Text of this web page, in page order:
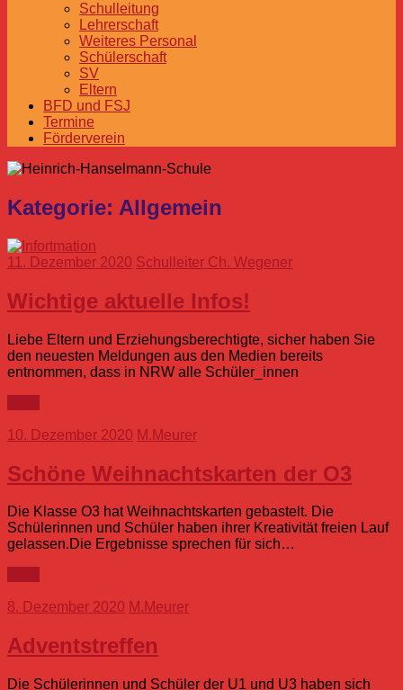
Schulleitung
Lehrerschaft
Weiteres Personal
Schülerschaft
SV
Eltern
BFD und FSJ
Termine
Förderverein
Kategorie: Allgemein
11. Dezember 2020 Schulleiter Ch. Wegener
Wichtige aktuelle Infos!
Liebe Eltern und Erziehungsberechtigte, sicher haben Sie
den neuesten Meldungen aus den Medien bereits
entnommen, dass in NRW alle Schüler_innen
10. Dezember 2020 M.Meurer
Schöne Weihnachtskarten der O3
Die Klasse O3 hat Weihnachtskarten gebastelt. Die
Schülerinnen und Schüler haben ihrer Kreativität freien Lauf
gelassen.Die Ergebnisse sprechen für sich…
8. Dezember 2020 M.Meurer
Adventstreffen
Die Schülerinnen und Schüler der U1 und U3 haben sich